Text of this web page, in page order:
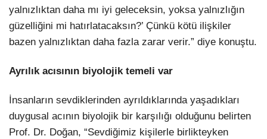
yalnızlıktan daha mı iyi geleceksin, yoksa yalnızlığın
güzelliğini mi hatırlatacaksın?’ Çünkü kötü ilişkiler
bazen yalnızlıktan daha fazla zarar verir.” diye konuştu.
Ayrılık acısının biyolojik temeli var
İnsanların sevdiklerinden ayrıldıklarında yaşadıkları
duygusal acının biyolojik bir karşılığı olduğunu belirten
Prof. Dr. Doğan, “Sevdiğimiz kişilerle birlikteyken